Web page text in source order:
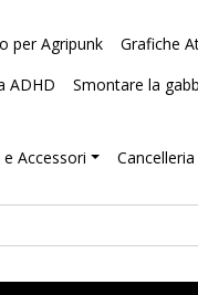
per Agripunk Grafiche
ADHD Smontare la
Accessori